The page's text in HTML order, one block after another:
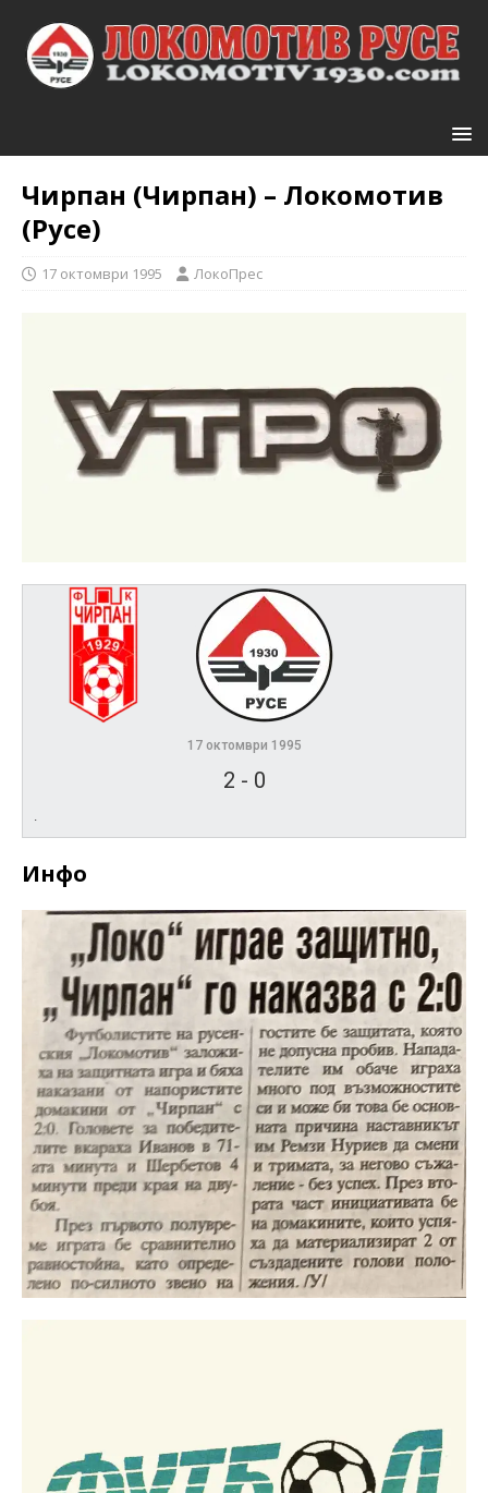
Чирпан (Чирпан) – Локомотив
(Русе)
17 октомври 1995 ЛокоПрес
17 октомври 1995
2 - 0
.
Инфо